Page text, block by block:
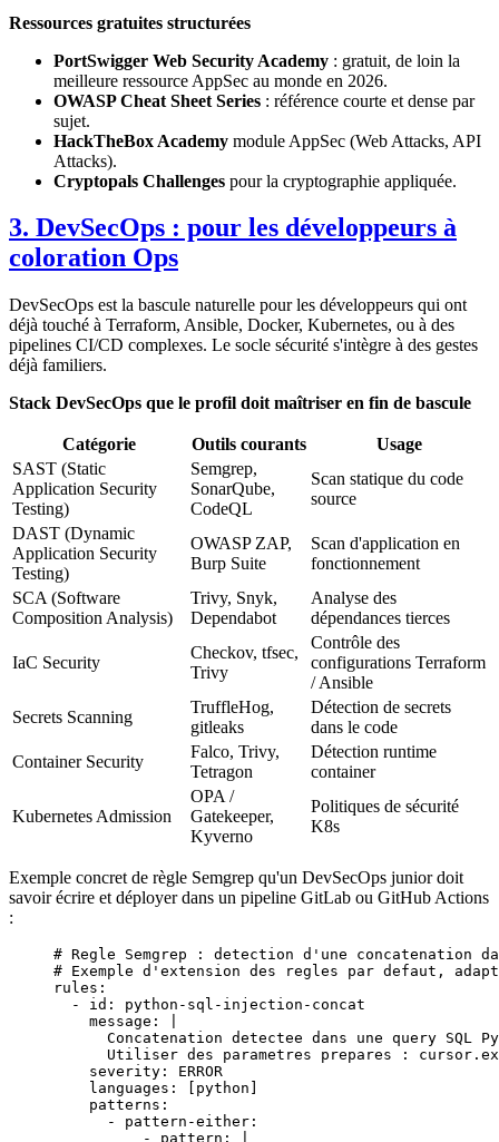
Ressources gratuites structurées
PortSwigger Web Security Academy : gratuit, de loin la
meilleure ressource AppSec au monde en 2026.
OWASP Cheat Sheet Series : référence courte et dense par
sujet.
HackTheBox Academy module AppSec (Web Attacks, API
Attacks).
Cryptopals Challenges pour la cryptographie appliquée.
3. DevSecOps : pour les développeurs à
coloration Ops
DevSecOps est la bascule naturelle pour les développeurs qui ont
déjà touché à Terraform, Ansible, Docker, Kubernetes, ou à des
pipelines CI/CD complexes. Le socle sécurité s'intègre à des gestes
déjà familiers.
Stack DevSecOps que le profil doit maîtriser en fin de bascule
Catégorie Outils courants
Usage
SAST (Static
Application Security
Testing)
Semgrep,
SonarQube,
CodeQL
Scan statique du code
source
DAST (Dynamic
Application Security
Testing)
OWASP ZAP,
Burp Suite
Scan d'application en
fonctionnement
SCA (Software
Composition Analysis)
Trivy, Snyk,
Dependabot
Analyse des
dépendances tierces
IaC Security
Checkov, tfsec,
Trivy
Contrôle des
configurations Terraform
/ Ansible
Secrets Scanning
TruffleHog,
gitleaks
Détection de secrets
dans le code
Container Security
Falco, Trivy,
Tetragon
Détection runtime
container
Kubernetes Admission
OPA /
Gatekeeper,
Kyverno
Politiques de sécurité
K8s
Exemple concret de règle Semgrep qu'un DevSecOps junior doit
savoir écrire et déployer dans un pipeline GitLab ou GitHub Actions
:
# Regle Semgrep : detection d'une concatenation
# Exemple d'extension des regles par defaut,
rules :
  -
id : python-sql-injection-concat
    message
:
Concatenation detectee dans une query SQL
Utiliser des parametres prepares :
    severity
: ERROR
    languages
: [ python
    patterns
:
      -
pattern-either :
          -
pattern :